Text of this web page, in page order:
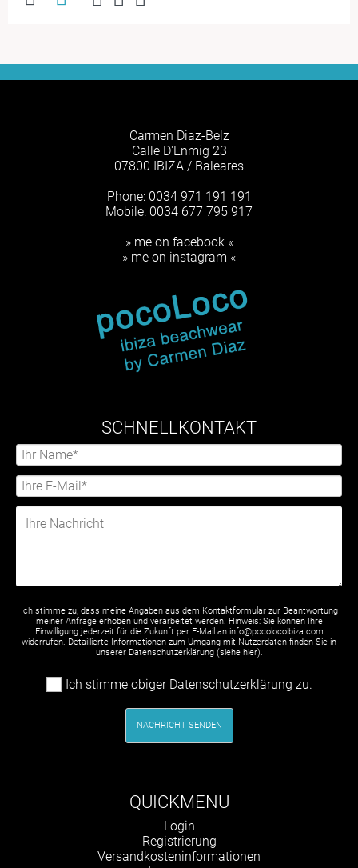
Carmen Diaz-Belz
Calle D'Enmig 23
07800 IBIZA / Baleares
Phone: 0034 971 191 191
Mobile: 0034 677 795 917
» me on facebook «
» me on instagram «
SCHNELLKONTAKT
Ich stimme zu, dass meine Angaben aus dem Kontaktformular zur Beantwortung
meiner Anfrage erhoben und verarbeitet werden. Hinweis: Sie können Ihre
Einwilligung jederzeit für die Zukunft per E-Mail an info@pocolocoibiza.com
widerrufen. Detaillierte Informationen zum Umgang mit Nutzerdaten finden Sie in
unserer Datenschutzerklärung (siehe hier).
Ich stimme obiger Datenschutzerklärung zu.
NACHRICHT SENDEN
QUICKMENU
Navigation
überspringen
Login
Registrierung
Versandkosteninformationen